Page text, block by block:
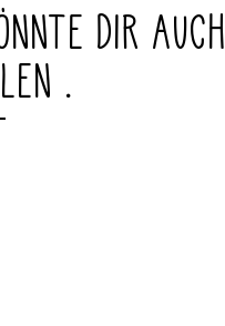
DIR AUCH
…